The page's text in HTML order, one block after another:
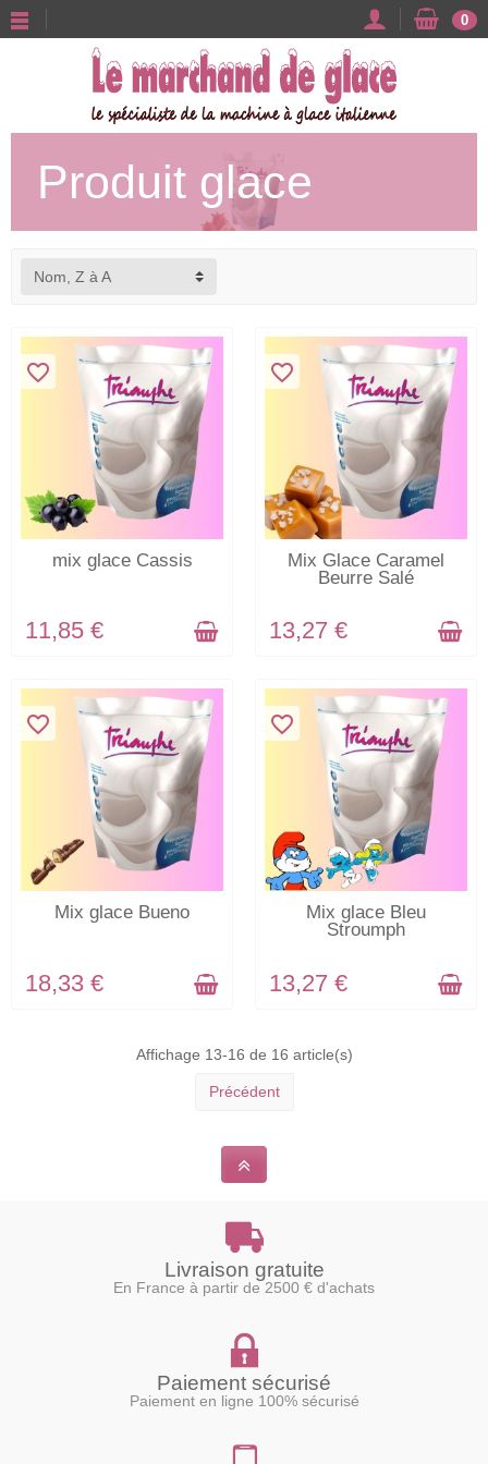
0
Produit glace
Nom, Z à A
EN STOCK
favorite_border
mix glace Cassis
11,85 €
EN STOCK
favorite_border
Mix Glace Caramel
Beurre Salé
13,27 €
EN STOCK
favorite_border
Mix glace Bueno
18,33 €
EN STOCK
favorite_border
Mix glace Bleu
Stroumph
13,27 €
Affichage 13-16 de 16 article(s)
Précédent
Livraison gratuite
En France à partir de 2500 € d'achats
Paiement sécurisé
Paiement en ligne 100% sécurisé